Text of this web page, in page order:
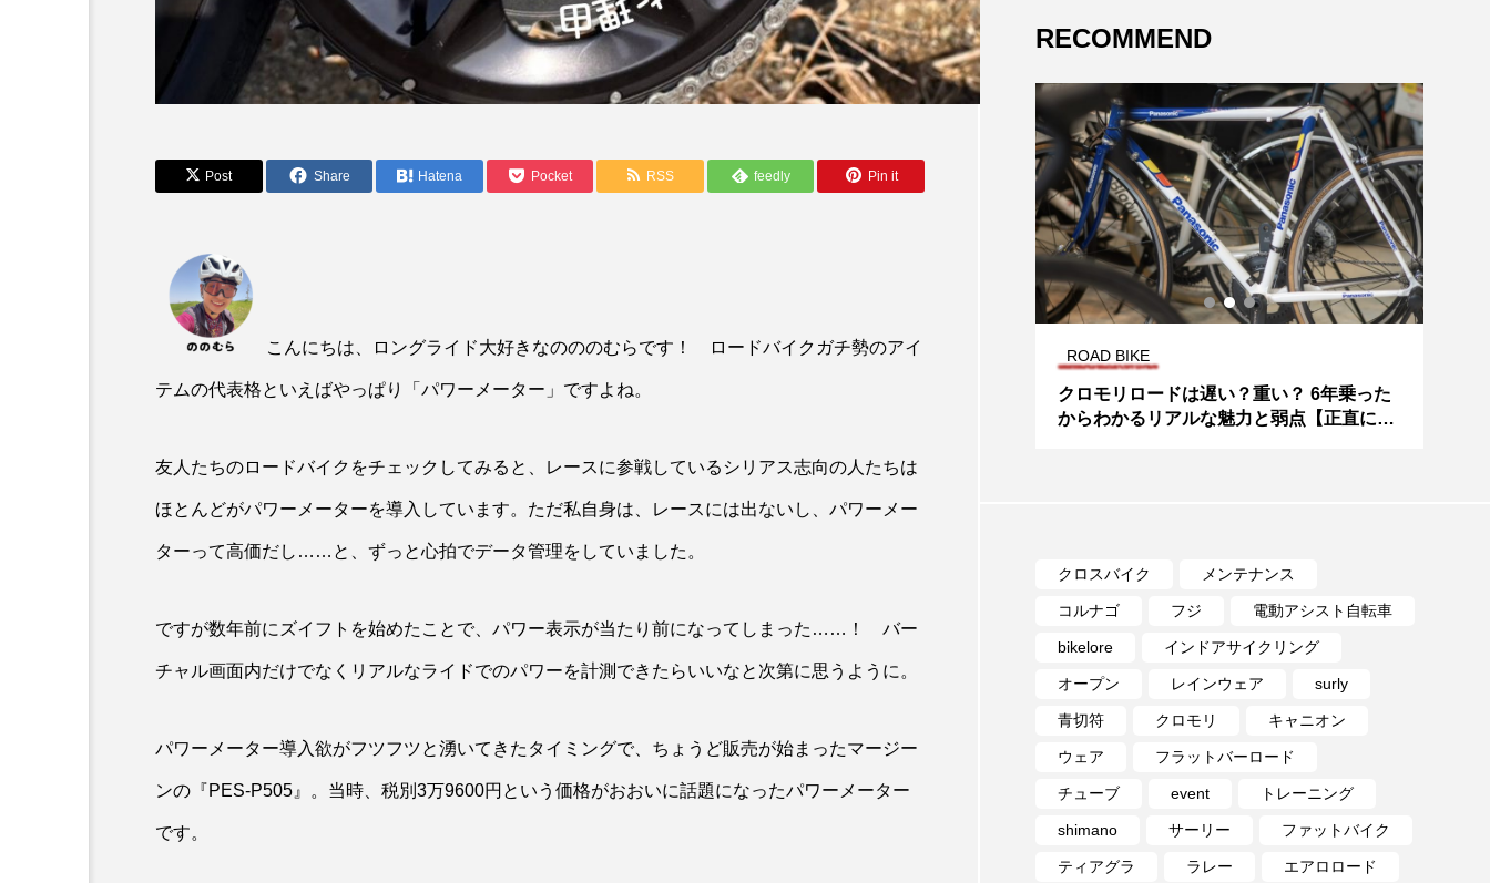
Post Share Hatena Pocket RSS feedly Pin it
こんにちは、ロングライド大好きなのののむらです！ ロードバイクガチ勢のアイ
テムの代表格といえばやっぱり「パワーメーター」ですよね。
友人たちのロードバイクをチェックしてみると、レースに参戦しているシリアス志向の人たちは
ほとんどがパワーメーターを導入しています。ただ私自身は、レースには出ないし、パワーメー
ターって高価だし……と、ずっと心拍でデータ管理をしていました。
ですが数年前にズイフトを始めたことで、パワー表示が当たり前になってしまった……！ バー
チャル画面内だけでなくリアルなライドでのパワーを計測できたらいいなと次第に思うように。
パワーメーター導入欲がフツフツと湧いてきたタイミングで、ちょうど販売が始まったマージー
ンの『PES-P505』。当時、税別3万9600円という価格がおおいに話題になったパワーメーター
です。
RECOMMEND
MINI VELO
ハイエンドなミニベロ『ブロンプトン』が
OTHER BIKE ROAD BIKE
クロモリロードは遅い？重い？ 6年乗った
からわかるリアルな魅力と弱点【正直に話
クロスバイク メンテナンス
コルナゴ フジ 電動アシスト自転車
bikelore インドアサイクリング
オープン レインウェア surly
青切符 クロモリ キャニオン
ウェア フラットバーロード
チューブ event トレーニング
shimano サーリー ファットバイク
ティアグラ ラレー エアロロード